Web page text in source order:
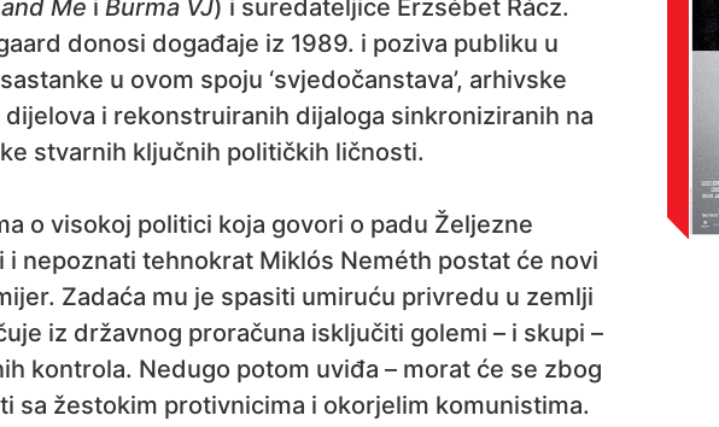
Me i Burma VJ) i suredateljice Erzsébet Rácz.
donosi događaje iz 1989. i poziva publiku u
u ovom spoju ‘svjedočanstava’, arhivske
i rekonstruiranih dijaloga sinkroniziranih na
stvarnih ključnih političkih ličnosti.
o visokoj politici koja govori o padu Željezne
i nepoznati tehnokrat Miklós Neméth postat će novi
Zadaća mu je spasiti umiruću privredu u zemlji
iz državnog proračuna isključiti golemi – i skupi –
kontrola. Nedugo potom uviđa – morat će se zbog
sa žestokim protivnicima i okorjelim komunistima.